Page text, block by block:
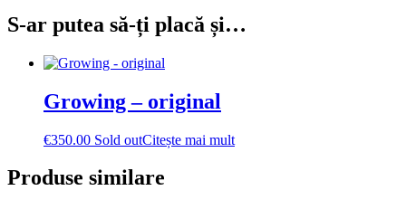
S-ar putea să-ți placă și…
Growing – original
€350.00 Sold outCitește mai mult
Produse similare